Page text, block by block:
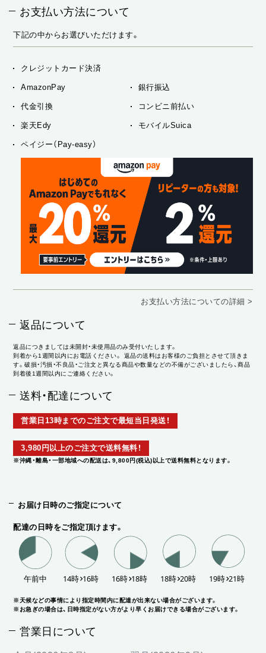
お支払い方法について
下記の中からお選びいただけます。
クレジットカード決済
AmazonPay 銀行振込
代金引換 コンビニ前払い
楽天Edy モバイルSuica
ペイジー（Pay-easy）
お支払い方法についての詳細 >
返品について
返品につきましては未開封・未使用品のみ受付いたします。
到着から1週間以内にお電話ください。 返品の送料はお客様のご負担とさせて頂きま
す。破損・汚損・不良品・ご注文と異なる商品や数量などの不備がございましたら、商品
到着後1週間以内にご連絡ください。
送料・配達について
営業日13時までのご注文で最短当日発送！
3,980円以上のご注文で送料無料！
※沖縄・離島・一部地域への配送は、9,800円(税込)以上で送料無料となります。
お届け日時のご指定について
配達の日時をご指定頂けます。
※天候などの事情により指定時間内に配達が出来ない場合がございます。
※お急ぎの場合は、日時指定がない方がより早くお届けできる場合がございます。
営業日について